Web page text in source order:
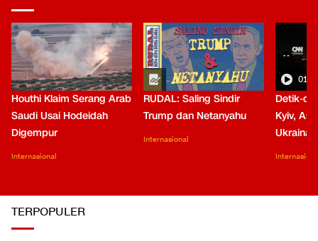
Houthi Klaim Serang Arab
Saudi Usai Hodeidah
Digempur
Internasional
RUDAL: Saling Sindir
Trump dan Netanyahu
Internasional
Detik-
Kyiv,
Ukraina
TERPOPULER